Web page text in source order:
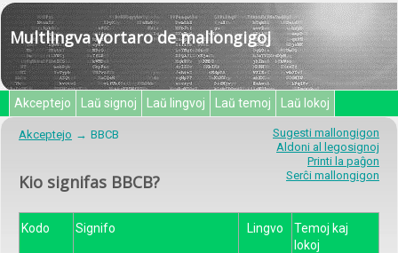
Multlingva vortaro de mallongigoj
Akceptejo Laŭ signoj Laŭ lingvoj Laŭ temoj Laŭ lokoj
Sugesti mallongigon
Aldoni al legosignoj
Printi la paĝon
Serĉi mallongigon
Akceptejo BBCB
Kio signifas BBCB?
Kodo Signifo Lingvo
Temoj kaj
lokoj